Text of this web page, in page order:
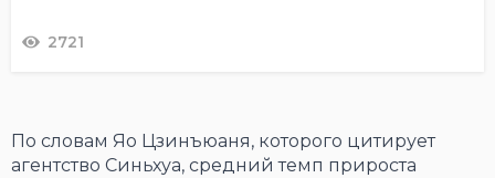
2721
По словам Яо Цзинъюаня, которого цитирует
агентство Синьхуа, средний темп прироста